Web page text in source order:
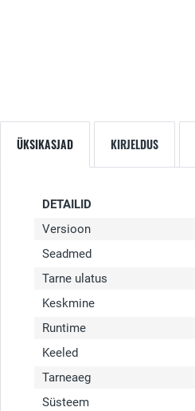
ÜKSIKASJAD KIRJELDUS
DETAILID
Versioon
Seadmed
Tarne ulatus
Keskmine
Runtime
Keeled
Tarneaeg
Süsteem